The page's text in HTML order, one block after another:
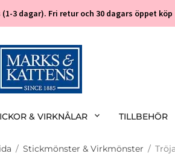
3 dagar). Fri retur och 30 dagars öppet
& VIRKNÅLAR TILLBEHÖR
/ Stickmönster & Virkmönster /